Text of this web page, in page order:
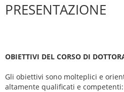
PRESENTAZIONE
OBIETTIVI DEL CORSO DI
Gli obiettivi sono molteplici e
altamente qualificati e competenti: